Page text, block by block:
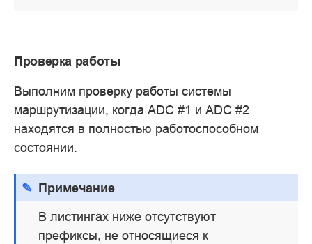
Проверка работы
Выполним проверку работы системы
маршрутизации, когда ADC #1 и ADC #2
находятся в полностью работоспособном
состоянии.
Примечание
В листингах ниже отсутствуют
префиксы, не относящиеся к